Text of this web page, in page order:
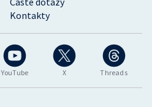
YouTube X Threads
Kontakty